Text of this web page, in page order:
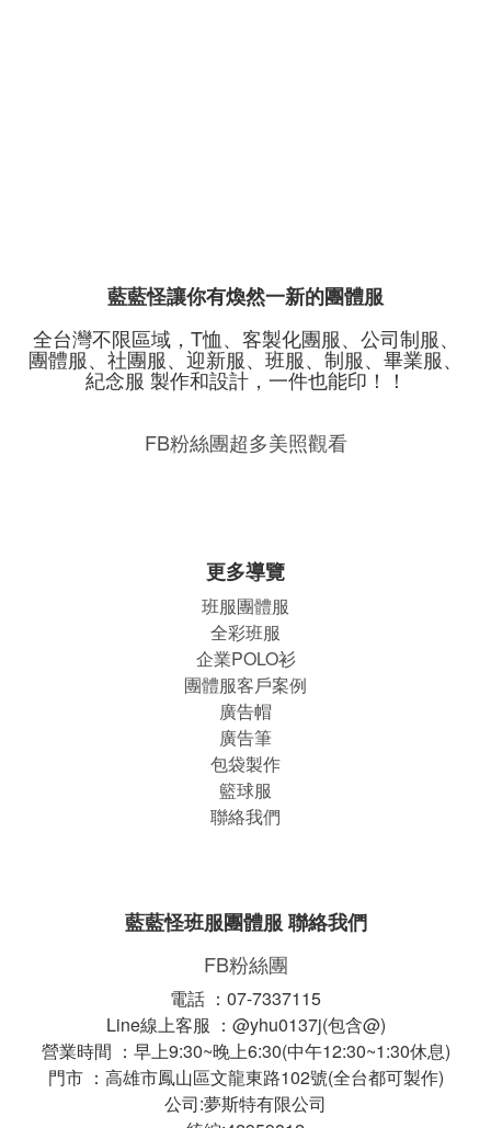
藍藍怪讓你有煥然一新的團體服
全台灣不限區域，T恤、客製化團服、公司制服、
團體服、社團服、迎新服、班服、制服、畢業服、
紀念服 製作和設計，一件也能印！！
FB粉絲團超多美照觀看
更多導覽
班服團體服
全彩班服
企業POLO衫
團體服客戶案例
廣告帽
廣告筆
包袋製作
籃球服
聯絡我們
藍藍怪班服團體服 聯絡我們
FB粉絲團
電話 ：07-7337115
Line線上客服 ：@yhu0137j(包含@)
營業時間 ：早上9:30~晚上6:30(中午12:30~1:30休息)
門市 ：高雄市鳳山區文龍東路102號(全台都可製作)
公司:夢斯特有限公司